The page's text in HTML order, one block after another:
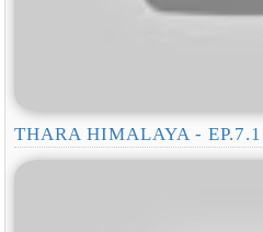
THARA HIMALAYA - EP.7.1